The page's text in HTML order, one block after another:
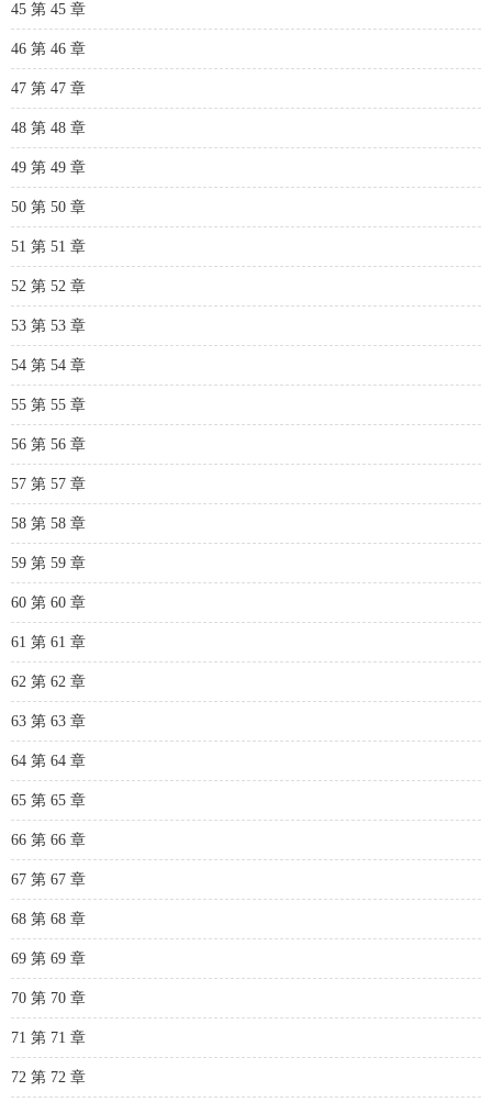
45 第 45 章
46 第 46 章
47 第 47 章
48 第 48 章
49 第 49 章
50 第 50 章
51 第 51 章
52 第 52 章
53 第 53 章
54 第 54 章
55 第 55 章
56 第 56 章
57 第 57 章
58 第 58 章
59 第 59 章
60 第 60 章
61 第 61 章
62 第 62 章
63 第 63 章
64 第 64 章
65 第 65 章
66 第 66 章
67 第 67 章
68 第 68 章
69 第 69 章
70 第 70 章
71 第 71 章
72 第 72 章